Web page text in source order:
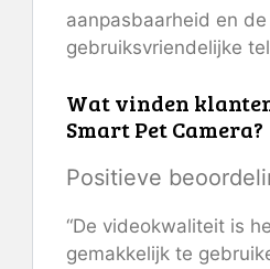
aanpasbaarheid en de
gebruiksvriendelijke
Wat vinden
Smart Pet Camera?
Positieve
“De videokwaliteit is
gemakkelijk te